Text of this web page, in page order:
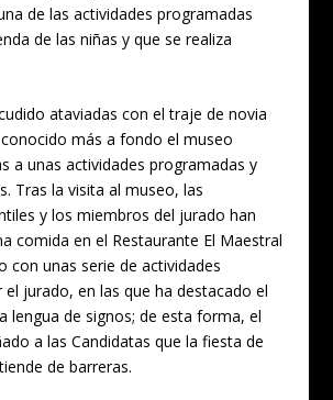
de las actividades programadas
de las niñas y que se realiza
ataviadas con el traje de novia
más a fondo el museo
a unas actividades programadas y
Tras la visita al museo, las
y los miembros del jurado han
comida en el Restaurante El Maestral
con unas serie de actividades
el jurado, en las que ha destacado el
lengua de signos; de esta forma, el
a las Candidatas que la fiesta de
de barreras.